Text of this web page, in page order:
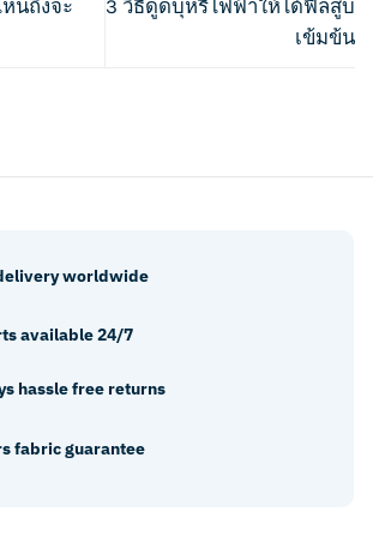
นถึงจะ
3 วิธีดูดบุหรี่ไฟฟ้าให้ได้ฟีลสูบ
เข้มข้น
worldwide
available 24/7
hassle free returns
fabric guarantee